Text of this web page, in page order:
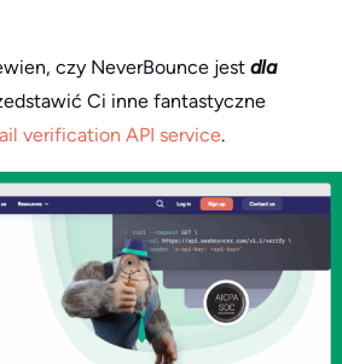
czy NeverBounce jest dla
Ci inne fantastyczne
verification API service.